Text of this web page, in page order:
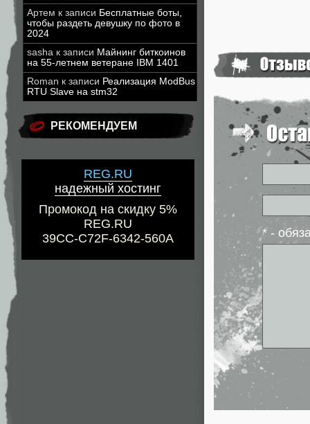
Артем к записи Бесплатные боты,
чтобы раздеть девушку по фото в
2024
sasha к записи Майнинг биткоинов
на 55-летнем ветеране IBM 1401
Roman к записи Реализация ModBus
RTU Slave на stm32
РЕКОМЕНДУЕМ
REG.RU
надежный хостинг
Промокод на скидку 5%
REG.RU
39CC-C72F-6342-560A
* -